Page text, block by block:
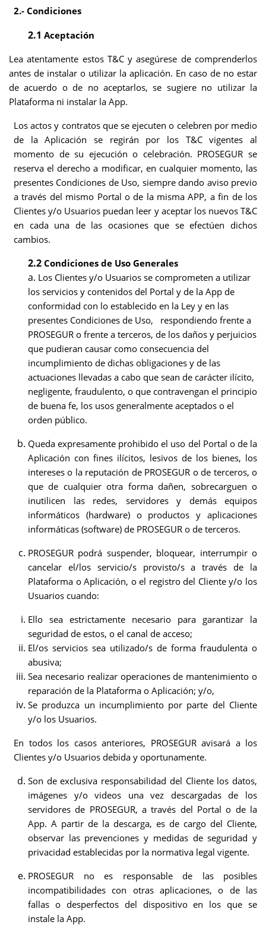
2.- Condiciones
2.1 Aceptación
Lea atentamente estos T&C y asegúrese de comprenderlos
antes de instalar o utilizar la aplicación. En caso de no estar
de acuerdo o de no aceptarlos, se sugiere no utilizar la
Plataforma ni instalar la App.
Los actos y contratos que se ejecuten o celebren por medio
de la Aplicación se regirán por los T&C vigentes al
momento de su ejecución o celebración. PROSEGUR se
reserva el derecho a modificar, en cualquier momento, las
presentes Condiciones de Uso, siempre dando aviso previo
a través del mismo Portal o de la misma APP, a fin de los
Clientes y/o Usuarios puedan leer y aceptar los nuevos T&C
en cada una de las ocasiones que se efectúen dichos
cambios.
2.2 Condiciones de Uso Generales
a. Los Clientes y/o Usuarios se comprometen a utilizar
los servicios y contenidos del Portal y de la App de
conformidad con lo establecido en la Ley y en las
presentes Condiciones de Uso, respondiendo frente a
PROSEGUR o frente a terceros, de los daños y perjuicios
que pudieran causar como consecuencia del
incumplimiento de dichas obligaciones y de las
actuaciones llevadas a cabo que sean de carácter ilícito,
negligente, fraudulento, o que contravengan el principio
de buena fe, los usos generalmente aceptados o el
orden público.
Queda expresamente prohibido el uso del Portal o de la
Aplicación con fines ilícitos, lesivos de los bienes, los
intereses o la reputación de PROSEGUR o de terceros, o
que de cualquier otra forma dañen, sobrecarguen o
inutilicen las redes, servidores y demás equipos
informáticos (hardware) o productos y aplicaciones
informáticas (software) de PROSEGUR o de terceros.
PROSEGUR podrá suspender, bloquear, interrumpir o
cancelar el/los servicio/s provisto/s a través de la
Plataforma o Aplicación, o el registro del Cliente y/o los
Usuarios cuando:
Ello sea estrictamente necesario para garantizar la
seguridad de estos, o el canal de acceso;
El/os servicios sea utilizado/s de forma fraudulenta o
abusiva;
Sea necesario realizar operaciones de mantenimiento o
reparación de la Plataforma o Aplicación; y/o,
Se produzca un incumplimiento por parte del Cliente
y/o los Usuarios.
En todos los casos anteriores, PROSEGUR avisará a los
Clientes y/o Usuarios debida y oportunamente.
Son de exclusiva responsabilidad del Cliente los datos,
imágenes y/o videos una vez descargadas de los
servidores de PROSEGUR, a través del Portal o de la
App. A partir de la descarga, es de cargo del Cliente,
observar las prevenciones y medidas de seguridad y
privacidad establecidas por la normativa legal vigente.
PROSEGUR no es responsable de las posibles
incompatibilidades con otras aplicaciones, o de las
fallas o desperfectos del dispositivo en los que se
instale la App.